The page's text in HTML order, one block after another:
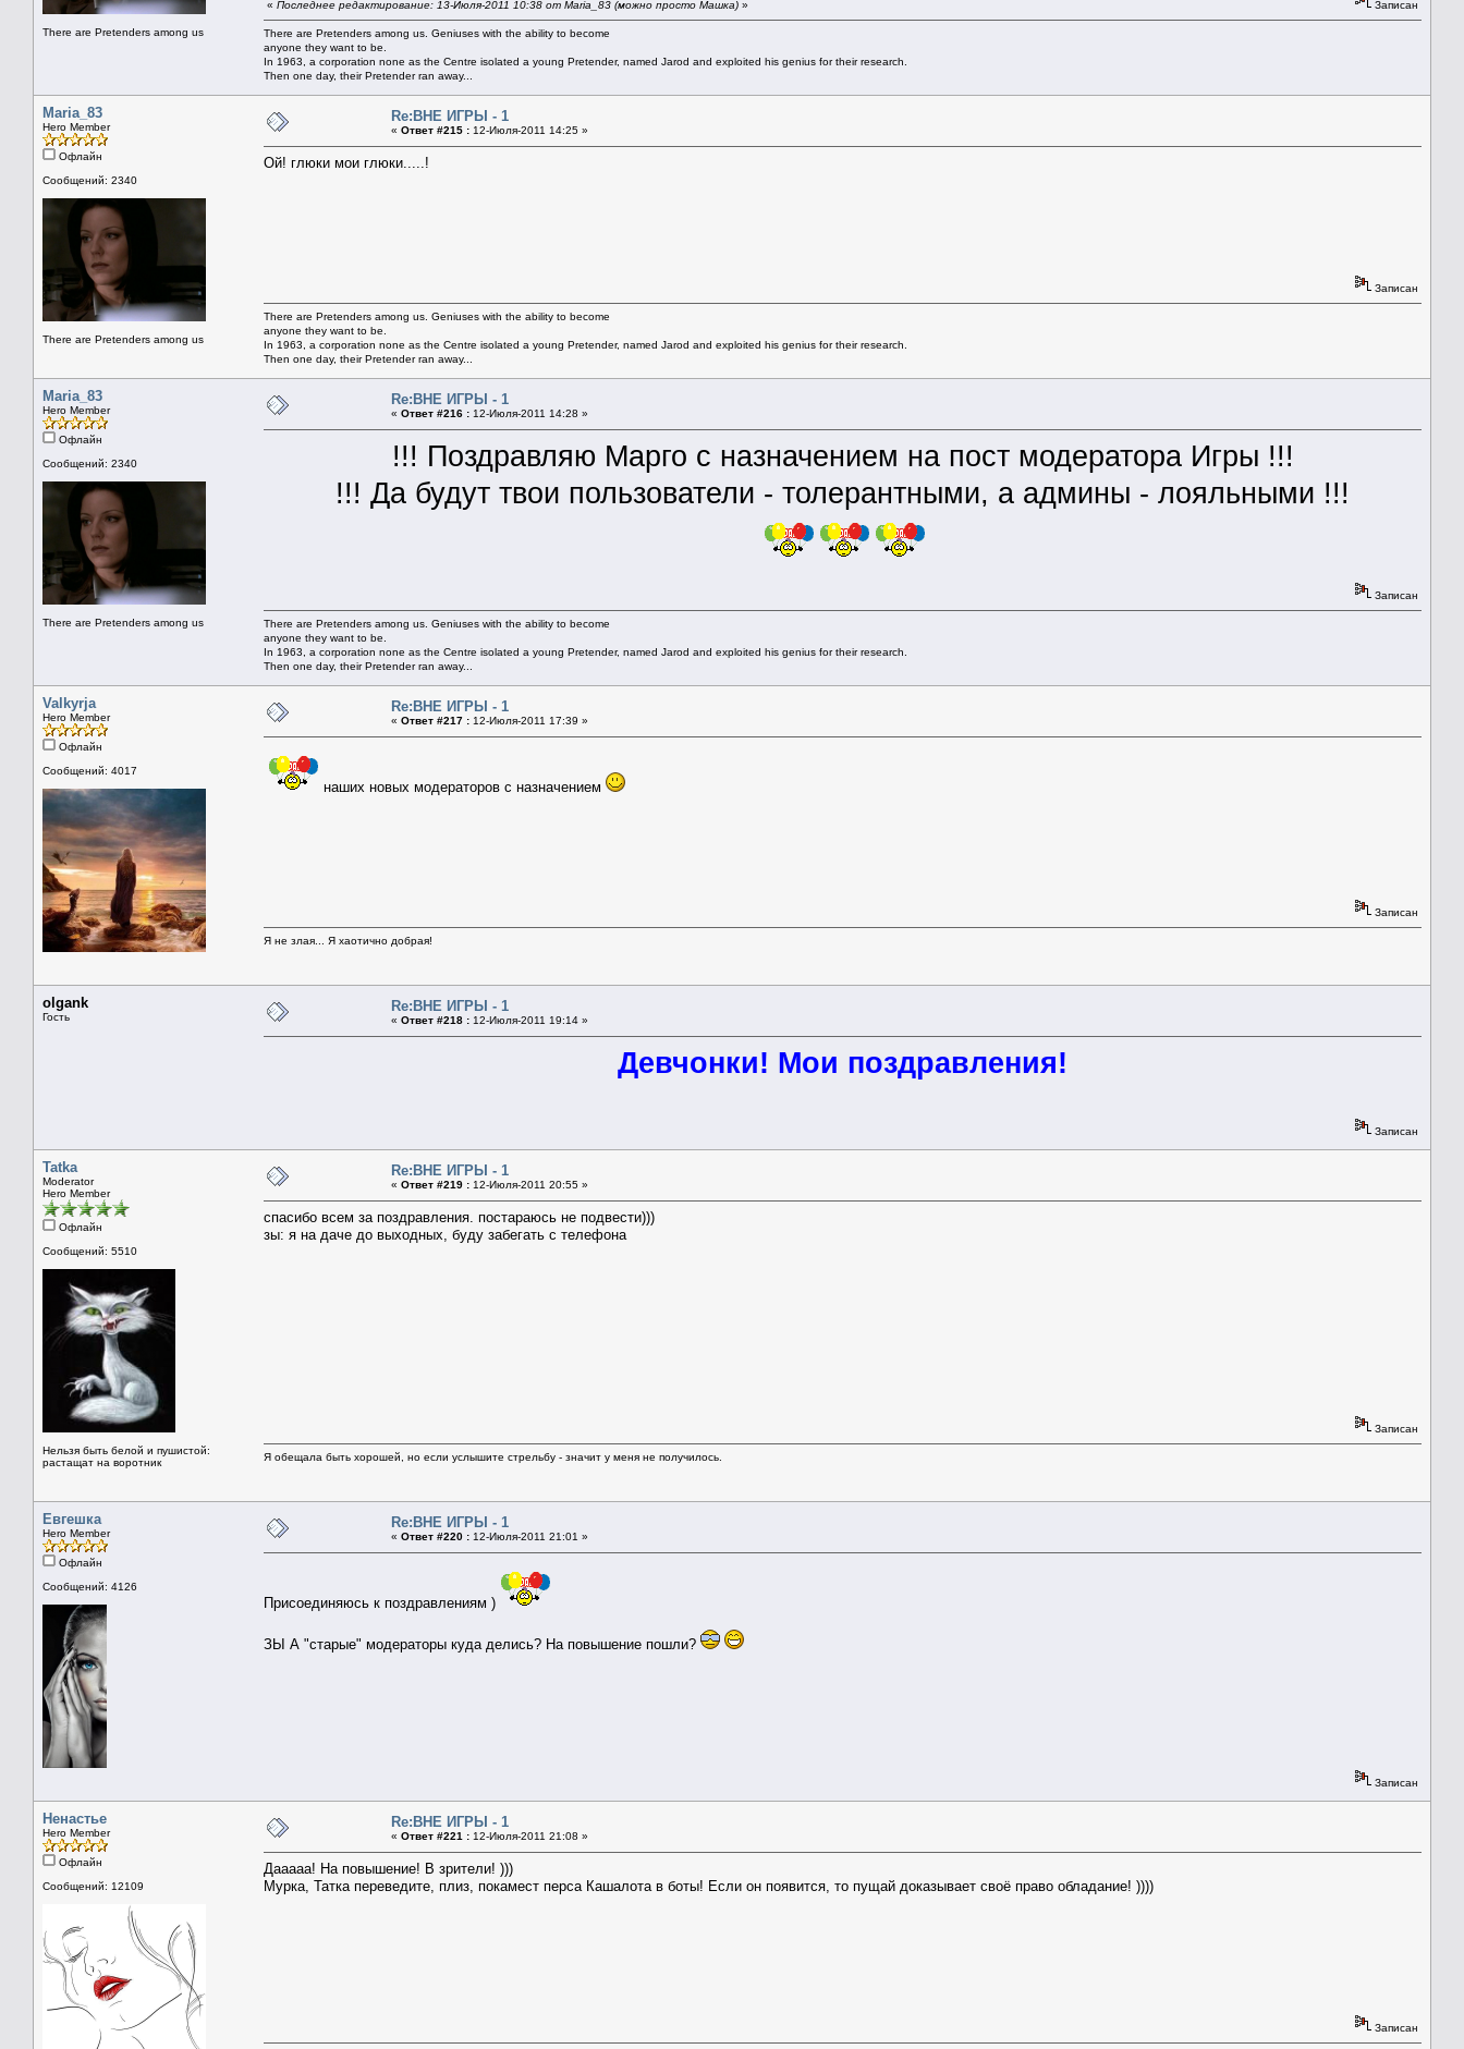
There are Pretenders among us
« Последнее редактирование: 13-Июля-2011 10:38 от Maria_83 (можно просто Машка) » Записан
There are Pretenders among us. Geniuses with the ability to become
anyone they want to be.
In 1963, a corporation none as the Centre isolated a young Pretender, named Jarod and exploited his genius for their research.
Then one day, their Pretender ran away...
Maria_83
Hero Member
Офлайн
Сообщений: 2340
There are Pretenders among us
Re:ВНЕ ИГРЫ - 1
« Ответ #215 : 12-Июля-2011 14:25 »
Ой! глюки мои глюки.....!
Записан
There are Pretenders among us. Geniuses with the ability to become
anyone they want to be.
In 1963, a corporation none as the Centre isolated a young Pretender, named Jarod and exploited his genius for their research.
Then one day, their Pretender ran away...
Maria_83
Hero Member
Офлайн
Сообщений: 2340
There are Pretenders among us
Re:ВНЕ ИГРЫ - 1
« Ответ #216 : 12-Июля-2011 14:28 »
!!! Поздравляю Марго с назначением на пост модератора Игры !!!
!!! Да будут твои пользователи - толерантными, а админы - лояльными !!!
Записан
There are Pretenders among us. Geniuses with the ability to become
anyone they want to be.
In 1963, a corporation none as the Centre isolated a young Pretender, named Jarod and exploited his genius for their research.
Then one day, their Pretender ran away...
Valkyrja
Hero Member
Офлайн
Сообщений: 4017
Re:ВНЕ ИГРЫ - 1
« Ответ #217 : 12-Июля-2011 17:39 »
наших новых модераторов с назначением
Записан
Я не злая... Я хаотично добрая!
olgank
Гость
Re:ВНЕ ИГРЫ - 1
« Ответ #218 : 12-Июля-2011 19:14 »
Девчонки! Мои поздравления!
Записан
Tatka
Moderator
Hero Member
Офлайн
Сообщений: 5510
Нельзя быть белой и пушистой:
растащат на воротник
Re:ВНЕ ИГРЫ - 1
« Ответ #219 : 12-Июля-2011 20:55 »
спасибо всем за поздравления. постараюсь не подвести)))
зы: я на даче до выходных, буду забегать с телефона
Записан
Я обещала быть хорошей, но если услышите стрельбу - значит у меня не получилось.
Евгешка
Hero Member
Офлайн
Сообщений: 4126
Re:ВНЕ ИГРЫ - 1
« Ответ #220 : 12-Июля-2011 21:01 »
Присоединяюсь к поздравлениям )
ЗЫ А "старые" модераторы куда делись? На повышение пошли?
Записан
Ненастье
Hero Member
Офлайн
Сообщений: 12109
Re:ВНЕ ИГРЫ - 1
« Ответ #221 : 12-Июля-2011 21:08 »
Дааааа! На повышение! В зрители! )))
Мурка, Татка переведите, плиз, покамест перса Кашалота в боты! Если он появится, то пущай доказывает своё право обладание! ))))
Записан